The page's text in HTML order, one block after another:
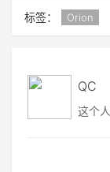
标签： Orion
QC
这个